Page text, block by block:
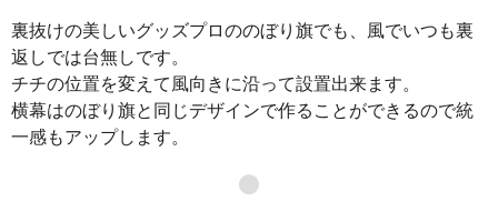
裏抜けの美しいグッズプロののぼり旗でも、風でいつも裏
返しでは台無しです。
チチの位置を変えて風向きに沿って設置出来ます。
横幕はのぼり旗と同じデザインで作ることができるので統
一感もアップします。
●